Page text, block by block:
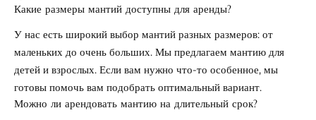
Какие размеры мантий доступны для аренды?
У нас есть широкий выбор мантий разных размеров: от
маленьких до очень больших. Мы предлагаем мантию для
детей и взрослых. Если вам нужно что-то особенное, мы
готовы помочь вам подобрать оптимальный вариант.
Можно ли арендовать мантию на длительный срок?